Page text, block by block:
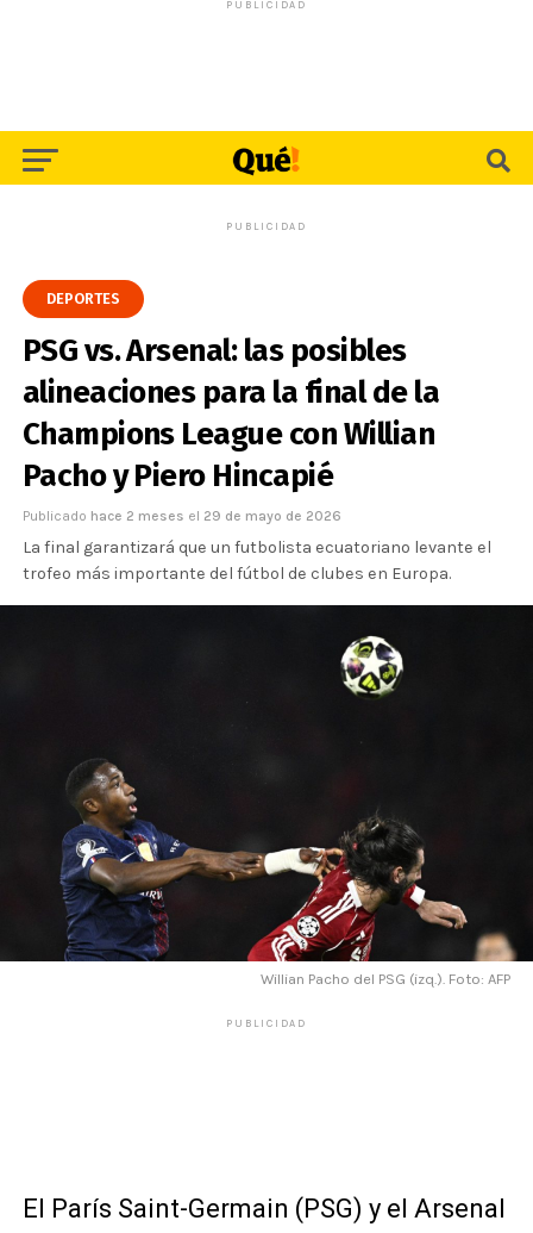
PUBLICIDAD
PUBLICIDAD
DEPORTES
PSG vs. Arsenal: las posibles
alineaciones para la final de la
Champions League con Willian
Pacho y Piero Hincapié
Publicado hace 2 meses el 29 de mayo de 2026
La final garantizará que un futbolista ecuatoriano levante el
trofeo más importante del fútbol de clubes en Europa.
Willian Pacho del PSG (izq.). Foto: AFP
PUBLICIDAD
El París Saint-Germain (PSG) y el Arsenal